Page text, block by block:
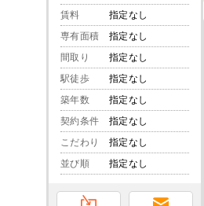
賃料
指定なし
専有面積
指定なし
間取り
指定なし
駅徒歩
指定なし
築年数
指定なし
契約条件
指定なし
こだわり
指定なし
並び順
指定なし